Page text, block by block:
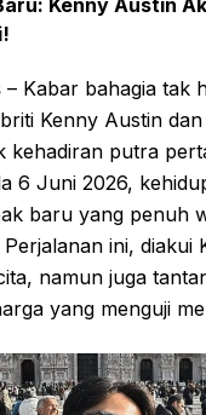
Kenny Austin
– Kabar bahagia tak
Kenny Austin
kehadiran putra
6 Juni 2026,
baru yang penuh
ini, diakui
namun juga
yang menguji